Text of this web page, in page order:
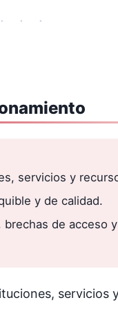
· · ·
servicios y
y de calidad.
de acceso
servicios